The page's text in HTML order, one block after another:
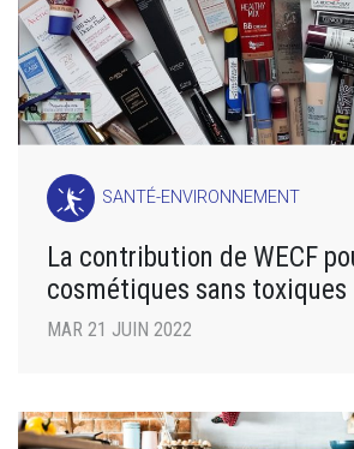
SANTÉ-ENVIRONNEMENT
La contribution de WECF
cosmétiques sans toxiques
MAR 21 JUIN 2022